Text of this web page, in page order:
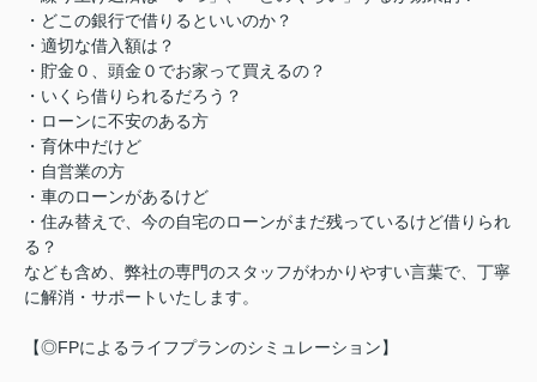
・どこの銀行で借りるといいのか？
・適切な借入額は？
・貯金０、頭金０でお家って買えるの？
・いくら借りられるだろう？
・ローンに不安のある方
・育休中だけど
・自営業の方
・車のローンがあるけど
・住み替えで、今の自宅のローンがまだ残っているけど借りられ
る？
なども含め、弊社の専門のスタッフがわかりやすい言葉で、丁寧
に解消・サポートいたします。
【◎FPによるライフプランのシミュレーション】